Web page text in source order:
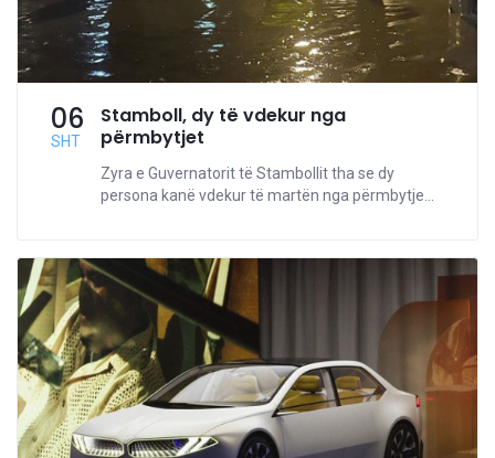
06
SHT
Stamboll, dy të vdekur nga
përmbytjet
Zyra e Guvernatorit të Stambollit tha se dy
persona kanë vdekur të martën nga përmbytje...